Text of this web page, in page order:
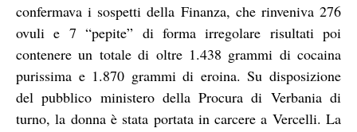
confermava i sospetti della Finanza, che rinveniva 276
ovuli e 7 “pepite” di forma irregolare risultati poi
contenere un totale di oltre 1.438 grammi di cocaina
purissima e 1.870 grammi di eroina. Su disposizione
del pubblico ministero della Procura di Verbania di
turno, la donna è stata portata in carcere a Vercelli. La